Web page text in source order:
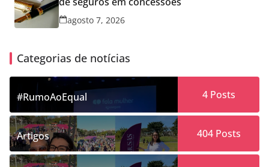
agosto 7, 2026
Categorias de notícias
#RumoAoEqual 4Posts
Artigos 404Posts